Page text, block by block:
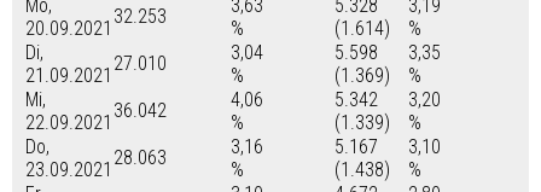
Mo,
20.09.2021
32.253
3,63
%
5.328
(1.614)
3,19
%
Di,
21.09.2021
27.010
3,04
%
5.598
(1.369)
3,35
%
Mi,
22.09.2021
36.042
4,06
%
5.342
(1.339)
3,20
%
Do,
23.09.2021
28.063
3,16
%
5.167
(1.438)
3,10
%